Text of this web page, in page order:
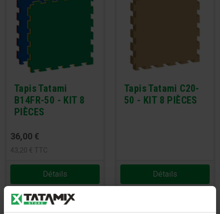
Tapis Tatami
B14FR-50 - KIT 8
PIÈCES
36,00 €
43,20 € TTC
Détails
Tapis Tatami C20-
50 - KIT 8 PIÈCES
Détails